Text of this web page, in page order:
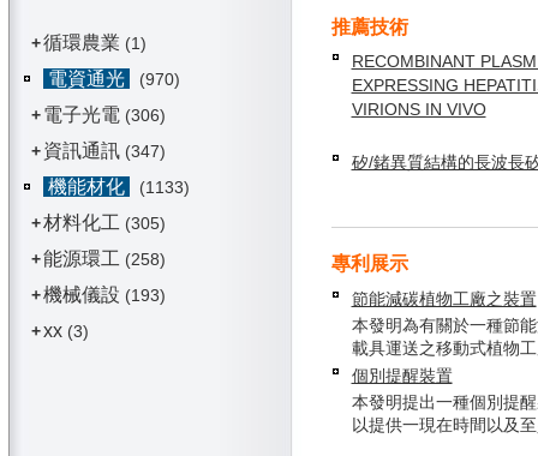
+循環農業 (1)
電資通光
(970)
+ 電子光電 (306)
+ 資訊通訊(347)
機能材化
(1133)
+材料化工 (305)
+能源環工 (258)
+機械儀設 (193)
+xx(3)
推薦技術
RECOMBINANT
EXPRESSING
VIRIONS IN VIVO
矽/鍺異質結構的長波長
專利展示
節能減碳植物工廠之裝置
本發明為有關於一種節
載具運送之移動式植物
個別提醒裝置
本發明提出一種個別提
以提供一現在時間以及